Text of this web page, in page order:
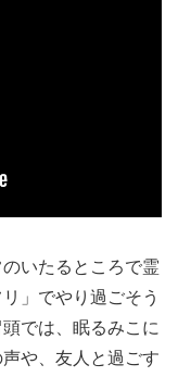
いたるところで霊
」でやり過ごそう
では、眠るみこに
や、友人と過ごす